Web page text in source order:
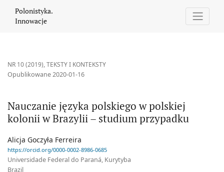
Polonistyka.
Innowacje
NR 10 (2019),TEKSTY I KONTEKSTY
Nauczanie języka polskiego w polskiej
kolonii w Brazylii – studium przypadku
Opublikowane 2020-01-16
Alicja Goczyła Ferreira
https://orcid.org/0000-0002-8986-0685
Universidade Federal do Paraná, Kurytyba
Brazil